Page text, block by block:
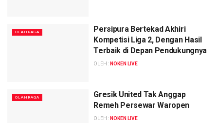
OLAHRAGA
Persipura Bertekad Akhiri
Kompetisi Liga 2, Dengan Hasil
Terbaik di Depan Pendukungnya
OLEH : NOKEN LIVE
OLAHRAGA
Gresik United Tak Anggap
Remeh Persewar Waropen
OLEH : NOKEN LIVE